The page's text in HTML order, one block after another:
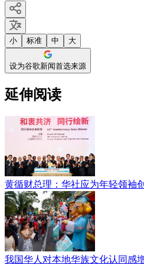
小 标准 中 大
设为谷歌新闻首选来源
延伸阅读
黄循财总理：华社应为年轻领袖
我国华人对本地华族文化认同感